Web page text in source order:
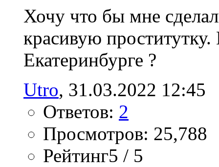
Хочу что бы мне
красивую
Екатеринбурге ?
Utro‎, 31.03.2022 12:45
Ответов: 2
Просмотров: 25,788
Рейтинг5 / 5